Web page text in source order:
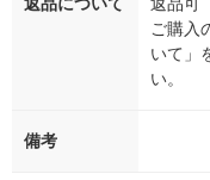
返品について
返品可
ご購入
いて」
い。
備考